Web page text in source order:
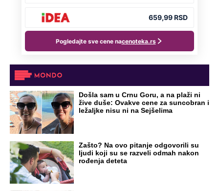
Došla sam u Crnu Goru, a na plaži ni
žive duše: Ovakve cene za suncobran i
ležaljke nisu ni na Sejšelima
Zašto? Na ovo pitanje odgovorili su
ljudi koji su se razveli odmah nakon
rođenja deteta